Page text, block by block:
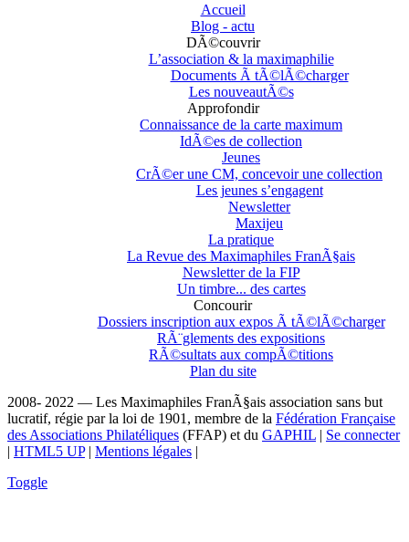
Accueil
Blog - actu
DÃ©couvrir
L’association & la maximaphilie
Documents Ã tÃ©lÃ©charger
Les nouveautÃ©s
Approfondir
Connaissance de la carte maximum
IdÃ©es de collection
Jeunes
CrÃ©er une CM, concevoir une collection
Les jeunes s’engagent
Newsletter
Maxijeu
La pratique
La Revue des Maximaphiles FranÃ§ais
Newsletter de la FIP
Un timbre... des cartes
Concourir
Dossiers inscription aux expos Ã tÃ©lÃ©charger
RÃ¨glements des expositions
RÃ©sultats aux compÃ©titions
Plan du site
2008- 2022 — Les Maximaphiles FranÃ§ais association sans but
lucratif, régie par la loi de 1901, membre de la Fédération Française
des Associations Philatéliques (FFAP) et du GAPHIL | Se connecter
| HTML5 UP| Mentions légales |
Toggle